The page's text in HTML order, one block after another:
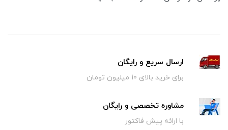
ارسال سریع و رایگان
برای خرید بالای 10 میلیون تومان
مشاوره تخصصی و رایگان
با ارائه پیش فاکتور